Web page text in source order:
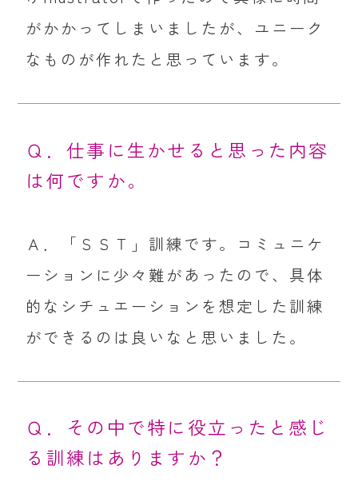
がかかってしまいましたが、ユニーク
なものが作れたと思っています。
Ｑ．仕事に生かせると思った内容
は何ですか。
Ａ．「ＳＳＴ」訓練です。コミュニケ
ーションに少々難があったので、具体
的なシチュエーションを想定した訓練
ができるのは良いなと思いました。
Ｑ．その中で特に役立ったと感じ
る訓練はありますか？